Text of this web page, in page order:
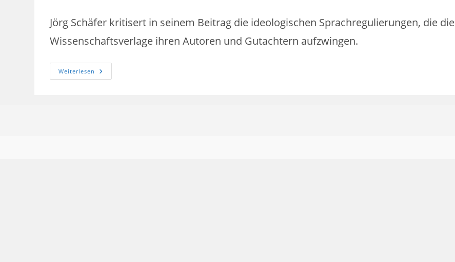
Jörg Schäfer kritisert in seinem Beitrag die ideologischen Sprachregulierungen, die die
Wissenschaftsverlage ihren Autoren und Gutachtern aufzwingen.
Weiterlesen Über
Wissenschaftsverlage